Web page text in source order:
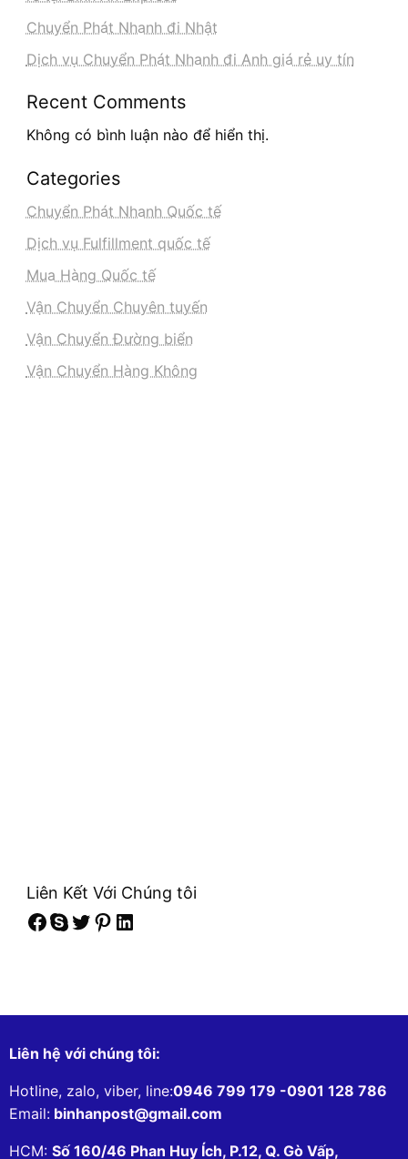
Chuyển Phát Nhanh đi Nhật
Dịch vụ Chuyển Phát Nhanh đi Anh giá rẻ uy tín
Recent Comments
Không có bình luận nào để hiển thị.
Categories
Chuyển Phát Nhanh Quốc tế
Dịch vụ Fulfillment quốc tế
Mua Hàng Quốc tế
Vận Chuyển Chuyên tuyến
Vận Chuyển Đường biển
Vận Chuyển Hàng Không
Liên Kết Với Chúng tôi
Facebook
Skype
Twitter
Pinterest
LinkedIn
Liên hệ với chúng tôi:
Hotline, zalo, viber, line:0946 799 179 -0901 128 786
Email: binhanpost@gmail.com
HCM: Số 160/46 Phan Huy Ích, P.12, Q. Gò Vấp,